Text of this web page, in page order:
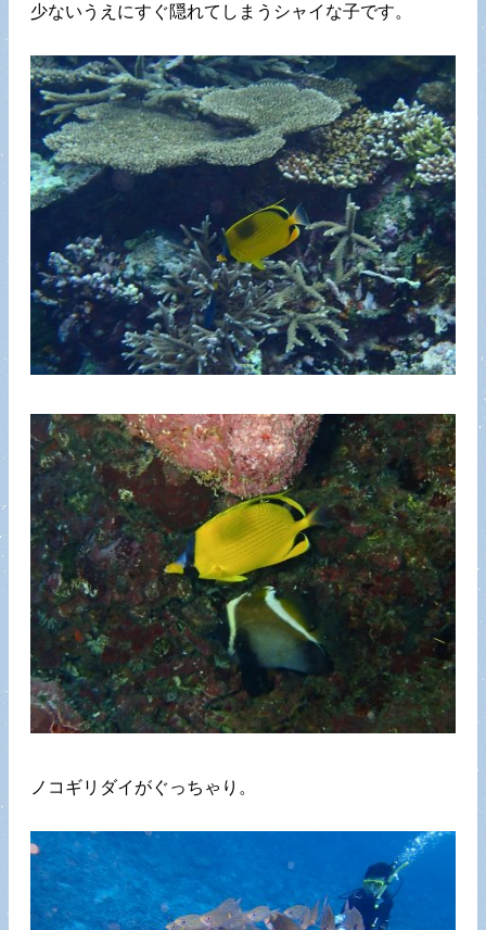
少ないうえにすぐ隠れてしまうシャイな子です。
ノコギリダイがぐっちゃり。